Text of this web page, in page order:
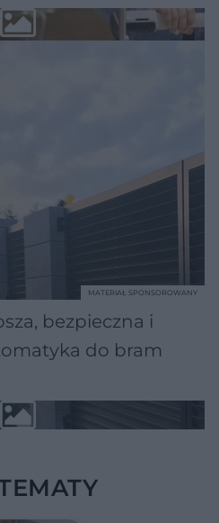
bezpieczna i
do bram
MATERIAŁ SPONSOROWANY